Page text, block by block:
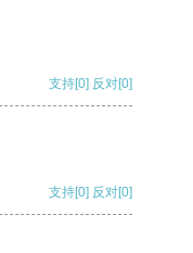
支持[0] 反对[0]
支持[0] 反对[0]